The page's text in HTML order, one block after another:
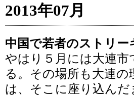
2013年07月
中国で若者のストリ
やはり５月には大連
る。その場所も大連
は、そこに座り込ん